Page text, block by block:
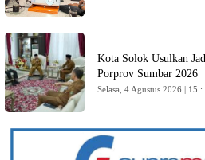
Kota Solok Usulkan
Porprov Sumbar 2026
Selasa, 4 Agustus 2026 | 15 :